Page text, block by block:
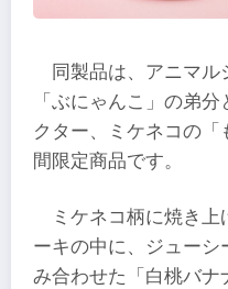
同製品は、アニマ
「ぶにゃんこ」の弟
クター、ミケネコの
間限定商品です。
ミケネコ柄に焼き
ーキの中に、ジューシ
み合わせた「白桃バナ